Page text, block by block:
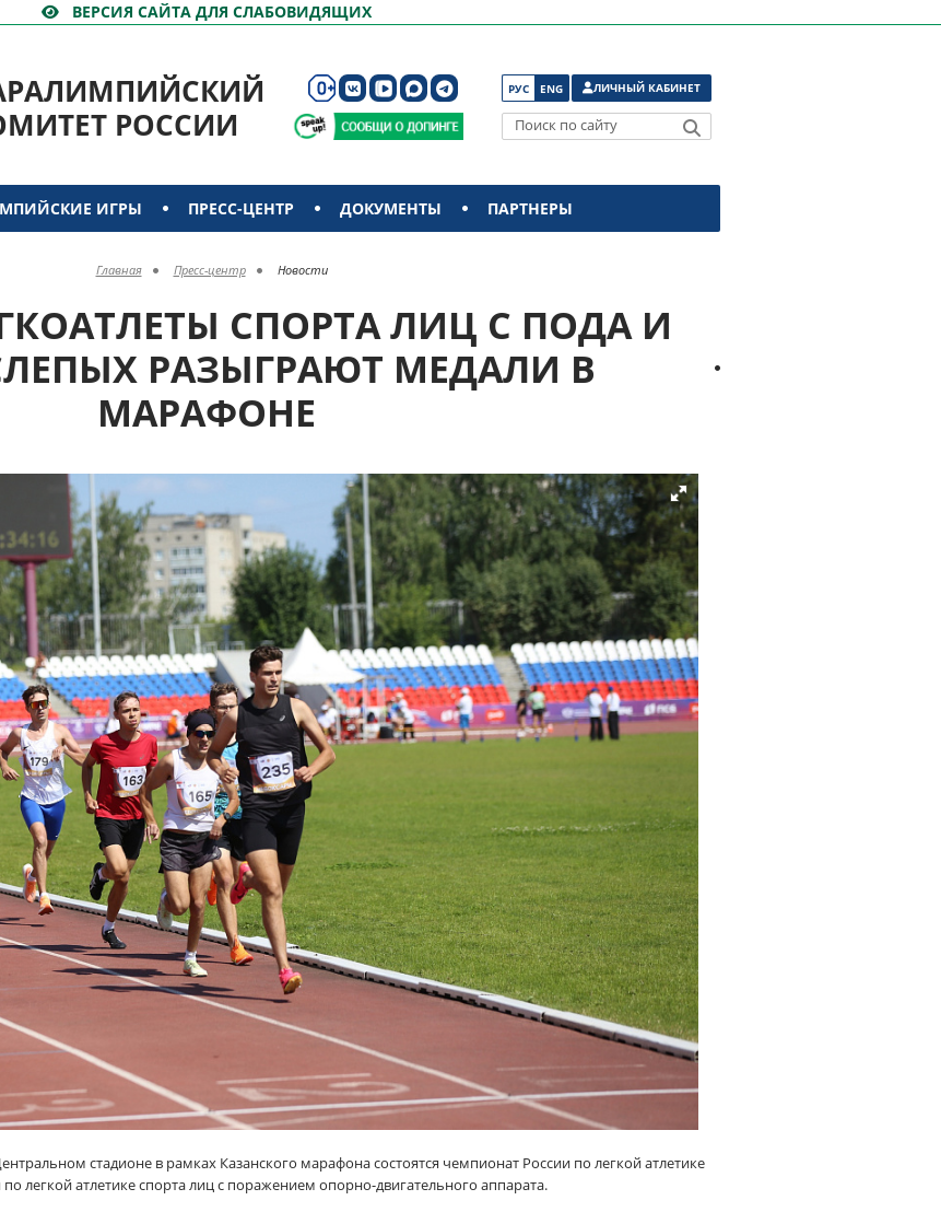
ВЕРСИЯ САЙТА ДЛЯ СЛАБОВИДЯЩИХ
РОССИИ
РУС ENG ЛИЧНЫЙ КАБИНЕТ
Поиск по сайту
ИГРЫ ПРЕСС-ЦЕНТР ДОКУМЕНТЫ ПАРТНЕРЫ
Главная Пресс-центр Новости
СПОРТА ЛИЦ С ПОДА И
РАЗЫГРАЮТ МЕДАЛИ В
МАРАФОНЕ
стадионе в рамках Казанского марафона состоятся чемпионат России по легкой атлетике
легкой атлетике спорта лиц с поражением опорно-двигательного аппарата.